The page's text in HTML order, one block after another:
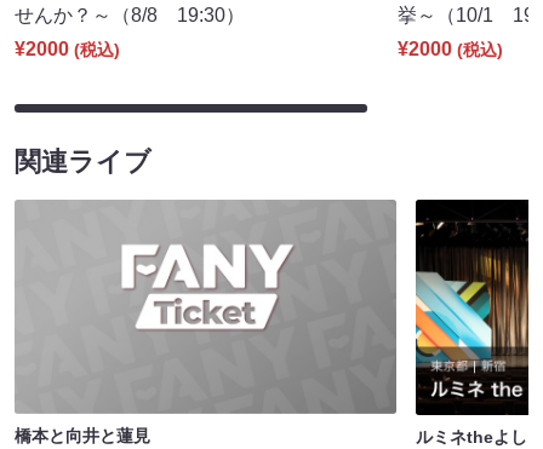
せんか？～（8/8 19:30）
¥2000 (税込)
挙～（10/1
¥2000 (税込)
関連ライブ
橋本と向井と蓮見
ルミネtheよし